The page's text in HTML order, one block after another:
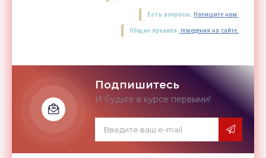
Есть вопросы. Напишите нам.
Общие правила поведения на сайте.
Подпишитесь
И будьте в курсе первыми!